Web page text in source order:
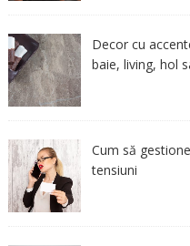
Decor cu
baie, living, hol
Cum să
tensiuni